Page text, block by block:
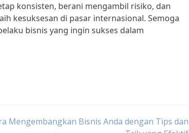
konsisten, berani mengambil risiko, dan
kesuksesan di pasar internasional. Semoga
bisnis yang ingin sukses dalam
Mengembangkan Bisnis Anda dengan Tips dan